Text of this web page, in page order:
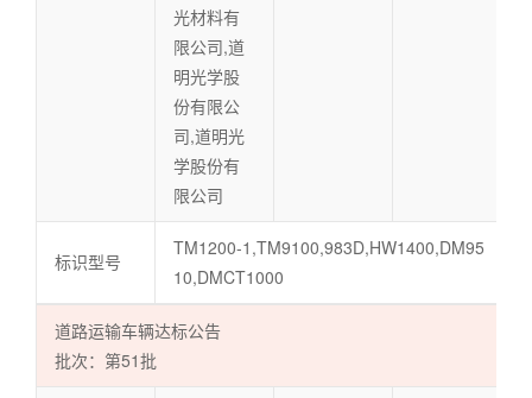
光材料有
限公司,道
明光学股
份有限公
司,道明光
学股份有
限公司
标识型号
TM1200-1,TM9100,983D,HW1400,DM95
10,DMCT1000
道路运输车辆达标公告
批次：第51批